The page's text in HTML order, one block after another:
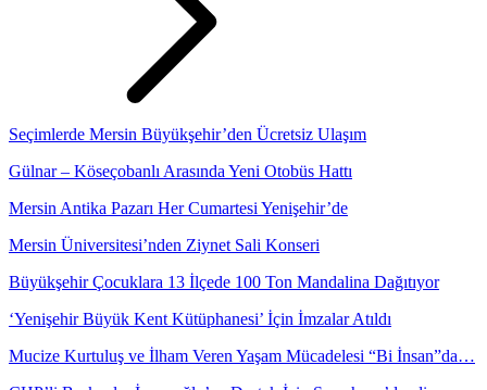
Seçimlerde Mersin Büyükşehir’den Ücretsiz Ulaşım
Gülnar – Köseçobanlı Arasında Yeni Otobüs Hattı
Mersin Antika Pazarı Her Cumartesi Yenişehir’de
Mersin Üniversitesi’nden Ziynet Sali Konseri
Büyükşehir Çocuklara 13 İlçede 100 Ton Mandalina Dağıtıyor
‘Yenişehir Büyük Kent Kütüphanesi’ İçin İmzalar Atıldı
Mucize Kurtuluş ve İlham Veren Yaşam Mücadelesi “Bi İnsan”da…